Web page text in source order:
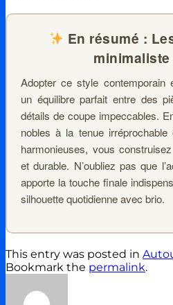
En résumé :
Adopter ce style contemporain
un équilibre parfait entre des
détails de coupe impeccables.
nobles à la tenue
harmonieuses, vous
et durable. N’oubliez pas que
apporte la touche finale
silhouette quotidienne avec brio.
This entry was posted in
Bookmark the permalink.